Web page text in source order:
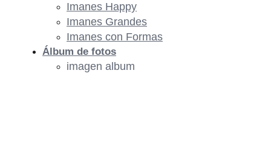
Imanes Happy
Imanes Grandes
Imanes con Formas
Álbum de fotos
imagen album